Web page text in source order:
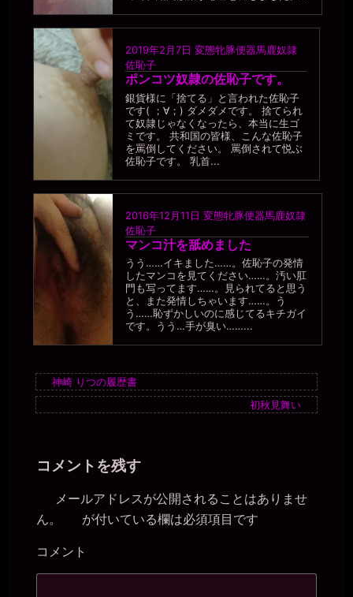
2019年2月7日 変態牝豚便器馬鹿奴隷
佐恥子
ポンコツ奴隷の佐恥子です。
銀貨様に「捨てる」と言われた佐恥子
です( ；∀；) ダメダメです。 捨てられ
て奴隷じゃなくなったら、本当に生ゴ
ミです。 共和国の皆様、こんな佐恥子
を罵倒してください。 罵倒されて悦ぶ
佐恥子です。 乳首...
2016年12月11日 変態牝豚便器馬鹿奴隷
佐恥子
マンコ汁を舐めました
うう……イキました……。佐恥子の発情
したマンコを見てください……。汚い肛
門も写ってます……。見られてると思う
と、また発情しちゃいます……。う
う……恥ずかしいのに感じてるキチガイ
です。うう…手が臭い……...
神崎 りつの履歴書
初秋見舞い
コメントを残す
メールアドレスが公開されることはありませ
ん。
※
が付いている欄は必須項目です
コメント